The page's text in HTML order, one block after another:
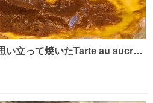
い立って焼いたTarte au sucre
地に砂糖をたっぷり振りか
で焼くだけ。溶けた砂糖はね